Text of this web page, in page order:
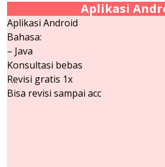
Aplikasi
Aplikasi Android
Bahasa:
– Java
Konsultasi bebas
Revisi gratis 1x
Bisa revisi sampai acc